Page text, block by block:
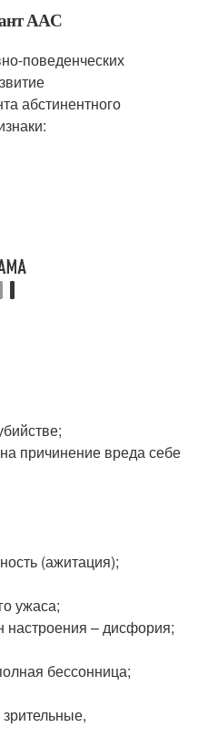
ААС
поведенческих
абстинентного
причинение вреда себе
(ажитация);
ужаса;
настроения – дисфория;
бессонница;